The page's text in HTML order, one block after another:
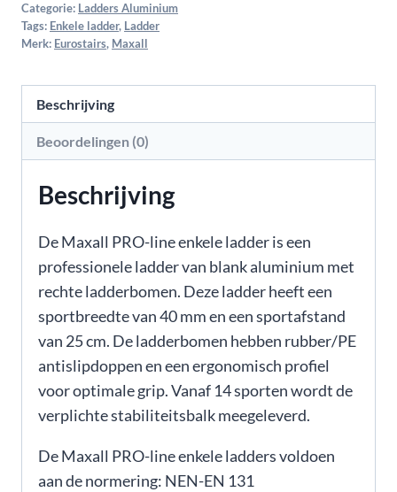
Categorie: Ladders Aluminium
Tags: Enkele ladder, Ladder
Merk: Eurostairs, Maxall
Beschrijving
Beoordelingen (0)
Beschrijving
De Maxall PRO-line enkele ladder is een
professionele ladder van blank aluminium met
rechte ladderbomen. Deze ladder heeft een
sportbreedte van 40 mm en een sportafstand
van 25 cm. De ladderbomen hebben rubber/PE
antislipdoppen en een ergonomisch profiel
voor optimale grip. Vanaf 14 sporten wordt de
verplichte stabiliteitsbalk meegeleverd.
De Maxall PRO-line enkele ladders voldoen
aan de normering: NEN-EN 131